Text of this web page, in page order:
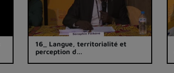
16_ Langue, territorialité et
perception d…